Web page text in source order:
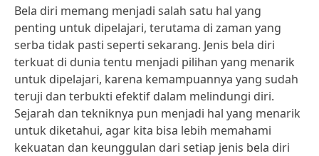
Bela diri memang menjadi salah satu hal yang
penting untuk dipelajari, terutama di zaman yang
serba tidak pasti seperti sekarang. Jenis bela diri
terkuat di dunia tentu menjadi pilihan yang menarik
untuk dipelajari, karena kemampuannya yang sudah
teruji dan terbukti efektif dalam melindungi diri.
Sejarah dan tekniknya pun menjadi hal yang menarik
untuk diketahui, agar kita bisa lebih memahami
kekuatan dan keunggulan dari setiap jenis bela diri